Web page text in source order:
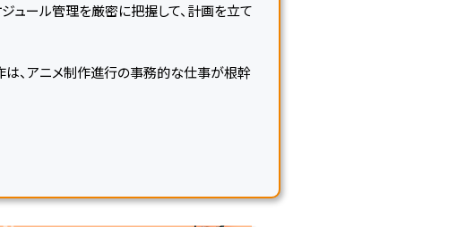
ュール管理を厳密に把握して、計画を立て
は、アニメ制作進行の事務的な仕事が根幹